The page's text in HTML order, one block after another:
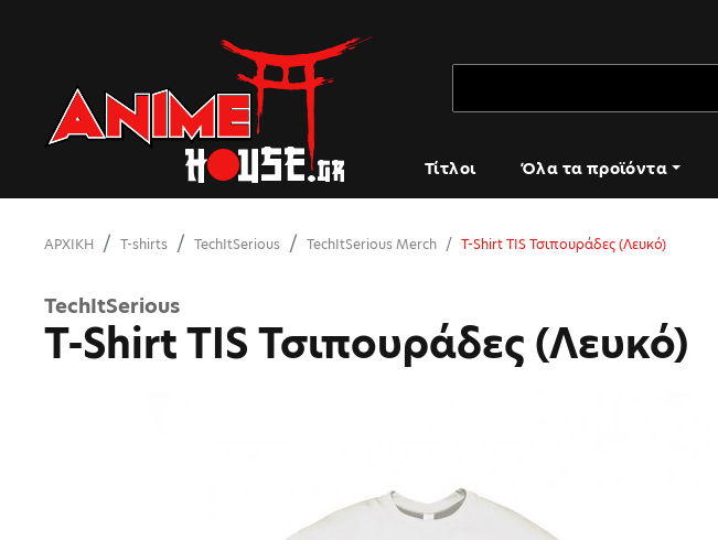
Τίτλοι Όλα τα προϊόντα
ΑΡΧΙΚΗ T-shirts TechItSerious TechItSerious Merch T-Shirt TIS Τσιπουράδες (Λευκό)
TechItSerious
T-Shirt TIS Τσιπουράδες (Λευκό)